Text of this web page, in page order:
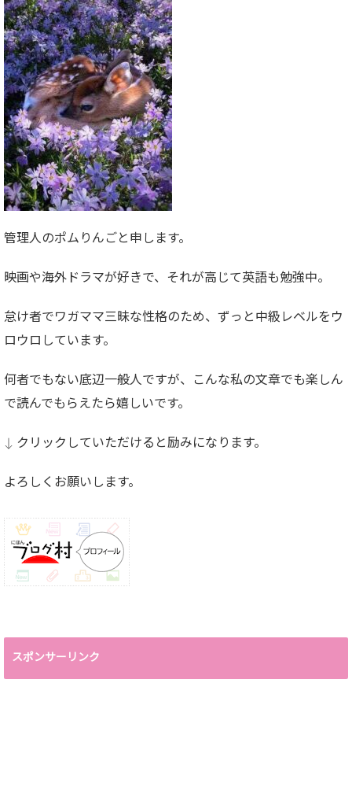
管理人のポムりんごと申します。
映画や海外ドラマが好きで、それが高じて英語も勉強中。
怠け者でワガママ三昧な性格のため、ずっと中級レベルをウ
ロウロしています。
何者でもない底辺一般人ですが、こんな私の文章でも楽しん
で読んでもらえたら嬉しいです。
↓ クリックしていただけると励みになります。
よろしくお願いします。
スポンサーリンク